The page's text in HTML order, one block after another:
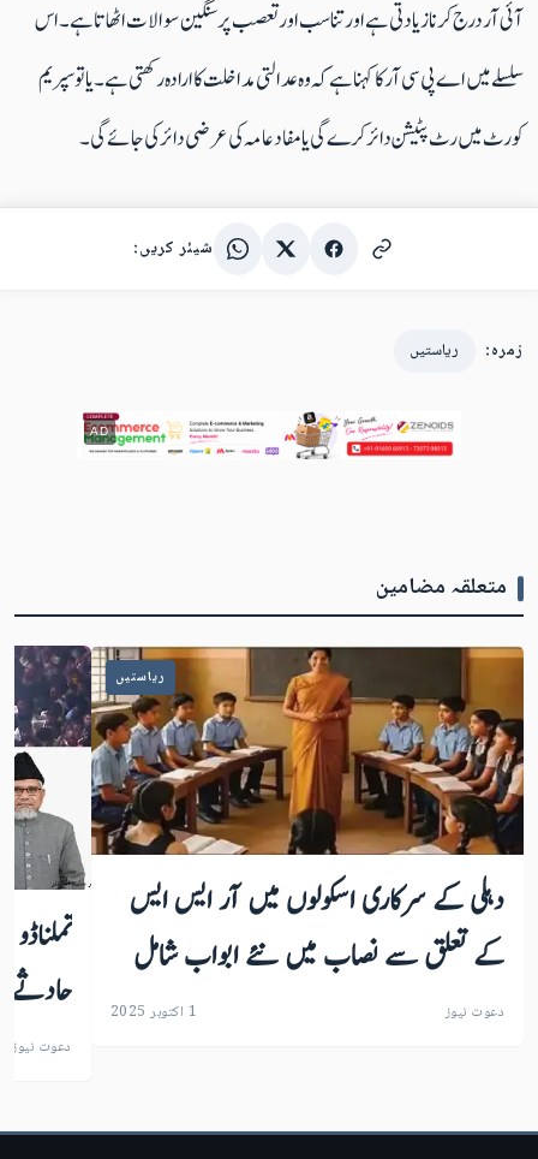
آئی آر درج کرنا زیادتی ہے اور تناسب اور تعصب پر سنگین سوالات اٹھاتا ہے۔ اس
سلسلے میں اے پی سی آر کا کہنا ہے کہ وہ عدالتی مداخلت کا ارادہ رکھتی ہے ۔یاتو سپریم
کورٹ میں رٹ پٹیشن دائر کرے گی یا مفاد عامہ کی عرضی دائر کی جائے گی۔
شیئر کریں:
زمرہ: ریاستیں
AD
متعلقہ مضامین
ریاستیں
دہلی کے سرکاری اسکولوں میں آر ایس ایس
کے تعلق سے نصاب میں نئے ابواب شامل
دعوت نیوز 1 اکتوبر 2025
حادثے
دعوت نیوز